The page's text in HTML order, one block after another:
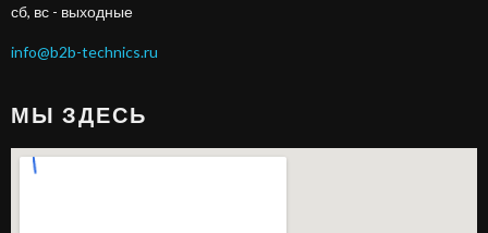
сб, вс - выходные
info@b2b-technics.ru
МЫ ЗДЕСЬ